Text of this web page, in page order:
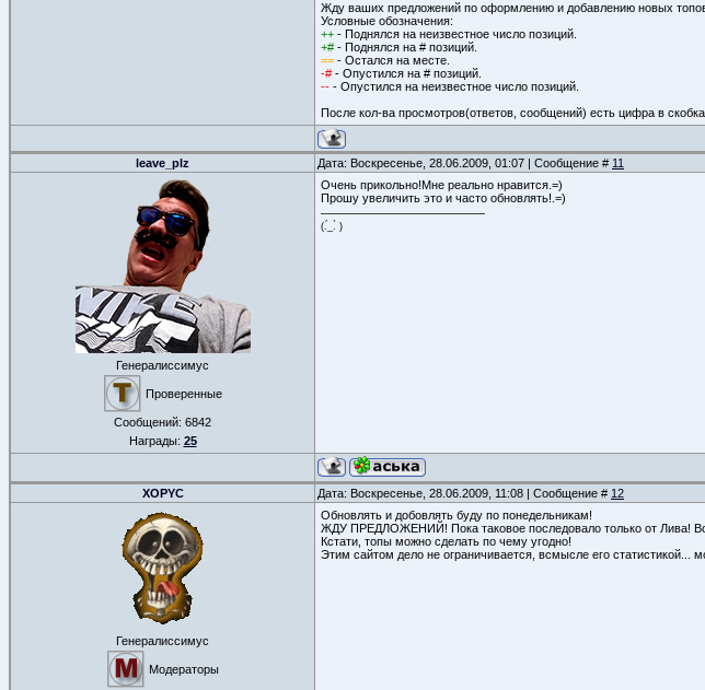
Жду ваших предложений по оформлению и добавлению новых
Условные обозначения:
++ - Поднялся на неизвестное число позиций.
+# - Поднялся на # позиций.
== - Остался на месте.
-# - Опустился на # позиций.
-- - Опустился на неизвестное число позиций.
После кол-ва просмотров(ответов, сообщений) есть цифра в
leave_plz Дата: Воскресенье, 28.06.2009, 01:07 | Сообщение # 11
Генералиссимус
Проверенные
Сообщений: 6842
Награды: 25
Очень прикольно!Мне реально нравится.=)
Прошу увеличить это и часто обновлять!.=)
(.́_.̀ )
XOPYC Дата: Воскресенье, 28.06.2009, 11:08 | Сообщение # 12
Генералиссимус
Модераторы
Обновлять и добовлять буду по понедельникам!
ЖДУ ПРЕДЛОЖЕНИЙ! Пока таковое последовало только от Лива! Во
Кстати, топы можно сделать по чему угодно!
Этим сайтом дело не ограничивается, всмысле его статистикой...